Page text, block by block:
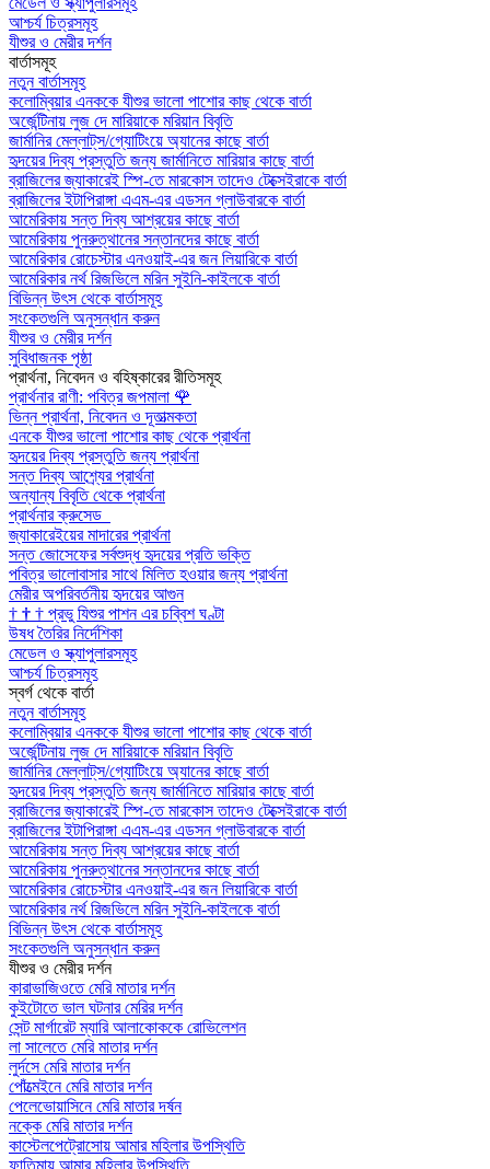
আশ্চর্য চিত্রসমূহ
যীশুর ও মেরীর দর্শন
বার্তাসমূহ
নতুন বার্তাসমূহ
কলোম্বিয়ার এনককে যীশুর ভালো পাশোর কাছ থেকে বার্তা
অর্জেন্টিনায় লুজ দে মারিয়াকে মরিয়ান বিবৃতি
জার্মানির মেল্লাট্‌স/গ্যোটিংয়ে অ্যানের কাছে বার্তা
হৃদয়ের দিব্য প্রস্তুতি জন্য জার্মানিতে মারিয়ার কাছে বার্তা
ব্রাজিলের জ্যাকারেই স্পি-তে মারকোস তাদেও টেক্সেইরাকে বার্তা
ব্রাজিলের ইটাপিরাঙ্গা এএম-এর এডসন গ্লাউবারকে বার্তা
আমেরিকায় সন্ত দিব্য আশ্রয়ের কাছে বার্তা
আমেরিকায় পুনরুত্থানের সন্তানদের কাছে বার্তা
আমেরিকার রোচেস্টার এনওয়াই-এর জন লিয়ারিকে বার্তা
আমেরিকার নর্থ রিজভিলে মরিন সুইনি-কাইলকে বার্তা
বিভিন্ন উৎস থেকে বার্তাসমূহ
সংকেতগুলি অনুসন্ধান করুন
যীশুর ও মেরীর দর্শন
সুবিধাজনক পৃষ্ঠা
প্রার্থনা, নিবেদন ও বহিষ্কারের রীতিসমূহ
প্রার্থনার রাণী: পবিত্র জপমালা 🌹
ভিন্ন প্রার্থনা, নিবেদন ও দূতাত্মকতা
এনকে যীশুর ভালো পাশোর কাছ থেকে প্রার্থনা
হৃদয়ের দিব্য প্রস্তুতি জন্য প্রার্থনা
সন্ত দিব্য আশ্র্যের প্রার্থনা
অন্যান্য বিবৃতি থেকে প্রার্থনা
প্রার্থনার ক্রুসেড
জ্যাকারেইয়ের মাদারের প্রার্থনা
সন্ত জোসেফের সর্বশুদ্ধ হৃদয়ের প্রতি ভক্তি
পবিত্র ভালোবাসার সাথে মিলিত হওয়ার জন্য প্রার্থনা
মেরীর অপরিবর্তনীয় হৃদয়ের আগুন
† † † প্রভু যিশুর পাশন এর চব্বিশ ঘণ্টা
উষধ তৈরির নির্দেশিকা
মেডেল ও স্ক্যাপুলারসমূহ
আশ্চর্য চিত্রসমূহ
স্বর্গ থেকে বার্তা
নতুন বার্তাসমূহ
কলোম্বিয়ার এনককে যীশুর ভালো পাশোর কাছ থেকে বার্তা
অর্জেন্টিনায় লুজ দে মারিয়াকে মরিয়ান বিবৃতি
জার্মানির মেল্লাট্‌স/গ্যোটিংয়ে অ্যানের কাছে বার্তা
হৃদয়ের দিব্য প্রস্তুতি জন্য জার্মানিতে মারিয়ার কাছে বার্তা
ব্রাজিলের জ্যাকারেই স্পি-তে মারকোস তাদেও টেক্সেইরাকে বার্তা
ব্রাজিলের ইটাপিরাঙ্গা এএম-এর এডসন গ্লাউবারকে বার্তা
আমেরিকায় সন্ত দিব্য আশ্রয়ের কাছে বার্তা
আমেরিকায় পুনরুত্থানের সন্তানদের কাছে বার্তা
আমেরিকার রোচেস্টার এনওয়াই-এর জন লিয়ারিকে বার্তা
আমেরিকার নর্থ রিজভিলে মরিন সুইনি-কাইলকে বার্তা
বিভিন্ন উৎস থেকে বার্তাসমূহ
সংকেতগুলি অনুসন্ধান করুন
যীশুর ও মেরীর দর্শন
কারাভাজিওতে মেরি মাতার দর্শন
কুইটোতে ভাল ঘটনার মেরির দর্শন
সেন্ট মার্গারেট ম্যারি আলাকোককে রোভিলেশন
লা সালেতে মেরি মাতার দর্শন
লুর্দসে মেরি মাতার দর্শন
পোঁত্মেইনে মেরি মাতার দর্শন
পেলেভোয়াসিনে মেরি মাতার দর্ষন
নক্কে মেরি মাতার দর্শন
কাস্টেলপেট্রোসোয় আমার মহিলার উপস্থিতি
ফাতিমায় আমার মহিলার উপস্থিতি